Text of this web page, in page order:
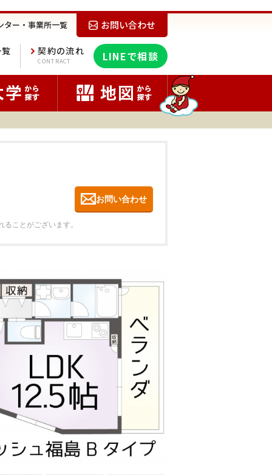
お問い合わせ
ター・事業所一覧
LINEで相談
契約の流れ
CONTRACT
お問い合わせ
ことがございます。